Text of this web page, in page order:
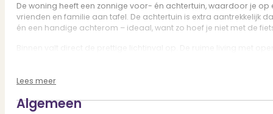
De woning heeft een zonnige voor- én achtertuin, waardoor je
vrienden en familie aan tafel. De achtertuin is extra aantrekkelijk
én een handige achterom – ideaal, want zo hoef je niet met de
Op de eerste verdieping bevinden zich twee slaapkamers, de
De woning is gebouwd rond 1934 en ademt sfeer dankzij de
Lees meer
Algemeen